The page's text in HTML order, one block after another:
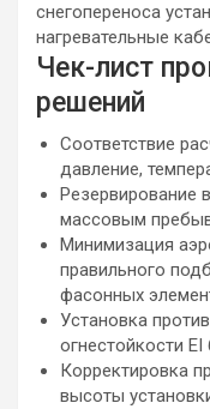
снегопереноса
нагревательные
Чек-лист
решений
Соответствие
давление,
Резервирование
массовым
Минимизация
правильного
фасонных
Установка
огнестойкости EI
Корректировка
высоты